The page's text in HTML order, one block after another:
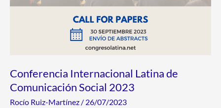
Conferencia Internacional Latina de
Comunicación Social 2023
Rocío Ruiz-Martínez / 26/07/2023